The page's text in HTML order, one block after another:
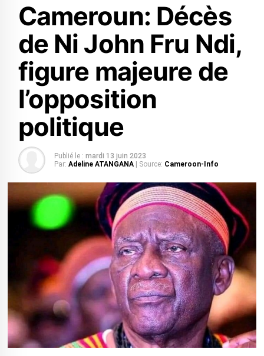
Cameroun: Décès
de Ni John Fru Ndi,
figure majeure de
l’opposition
politique
Publié le : mardi 13 juin 2023
Par: Adeline ATANGANA | Source: Cameroon-Info